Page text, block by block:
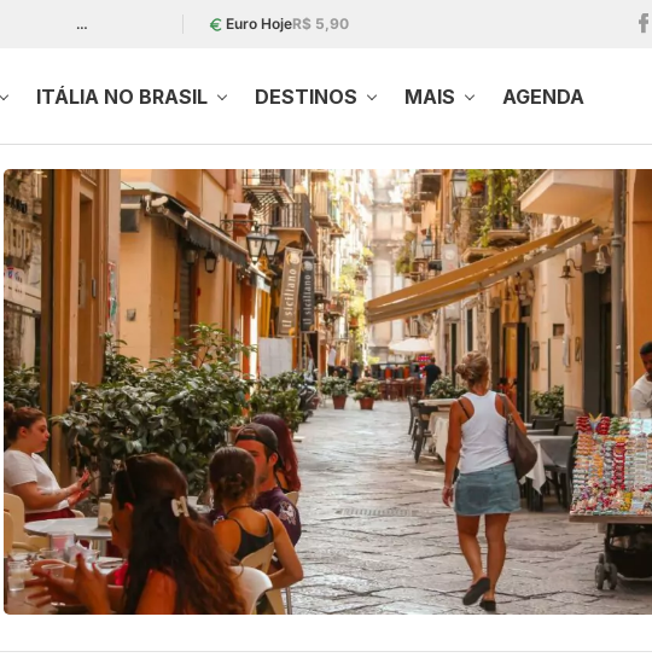
… Euro HojeR$ 5,90
ITÁLIA NO BRASIL DESTINOS MAIS AGENDA